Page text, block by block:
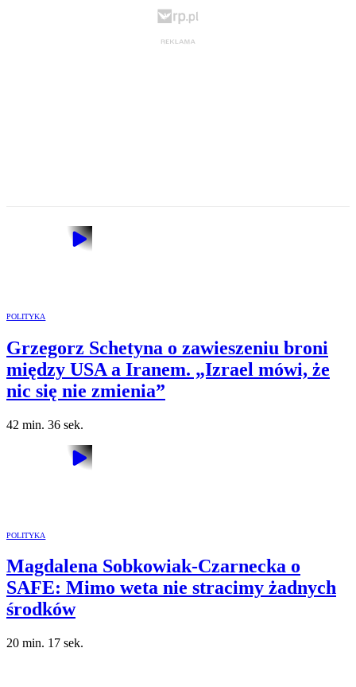
POLITYKA
Grzegorz Schetyna o zawieszeniu broni
między USA a Iranem. „Izrael mówi, że
nic się nie zmienia”
42 min. 36 sek.
POLITYKA
Magdalena Sobkowiak-Czarnecka o
SAFE: Mimo weta nie stracimy żadnych
środków
20 min. 17 sek.